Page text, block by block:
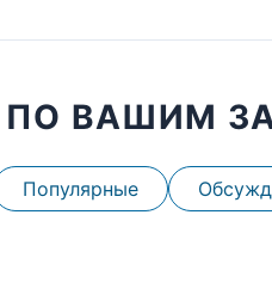
ПО ВАШИМ
Популярные